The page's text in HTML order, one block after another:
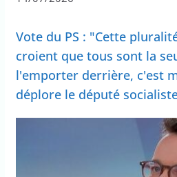
Vote du PS : "Cette
croient que tous sont la
l'emporter derrière, c'est
déplore le député